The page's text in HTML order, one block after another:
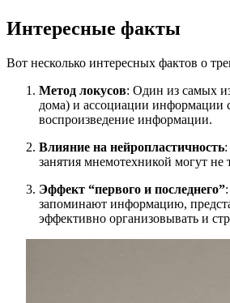
Интересные факты
Вот несколько интересных фактов о
Метод локусов: Один из самых
дома) и ассоциации информации
воспроизведение информации.
Влияние на нейропластичность
занятия мнемотехникой могут
Эффект “первого и последнего”
запоминают информацию,
эффективно организовывать и